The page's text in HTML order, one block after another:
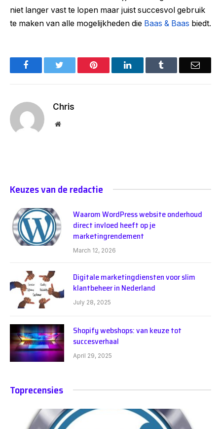
niet langer vast te lopen maar juist succesvol gebruik
te maken van alle mogelijkheden die Baas & Baas biedt.
Facebook Pinterest LinkedIn Email
Chris
Website
Keuzes van de redactie
Waarom WordPress website onderhoud
direct invloed heeft op je
marketingrendement
March 12, 2026
Digitale marketingdiensten voor slim
klantbeheer in Nederland
July 28, 2025
Shopify webshops: van keuze tot
succesverhaal
April 29, 2025
Toprecensies